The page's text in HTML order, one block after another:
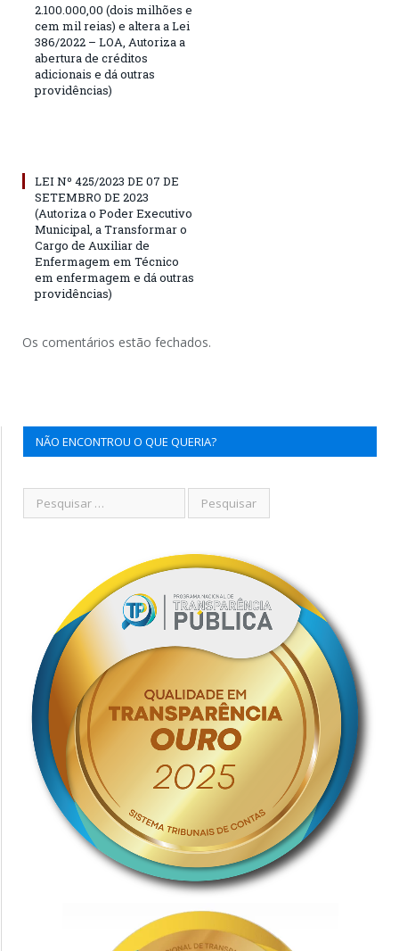
2.100.000,00 (dois milhões e
cem mil reias) e altera a Lei
386/2022 – LOA, Autoriza a
abertura de créditos
adicionais e dá outras
providências)
LEI Nº 425/2023 DE 07 DE
SETEMBRO DE 2023
(Autoriza o Poder Executivo
Municipal, a Transformar o
Cargo de Auxiliar de
Enfermagem em Técnico
em enfermagem e dá outras
providências)
Os comentários estão fechados.
NÃO ENCONTROU O QUE QUERIA?